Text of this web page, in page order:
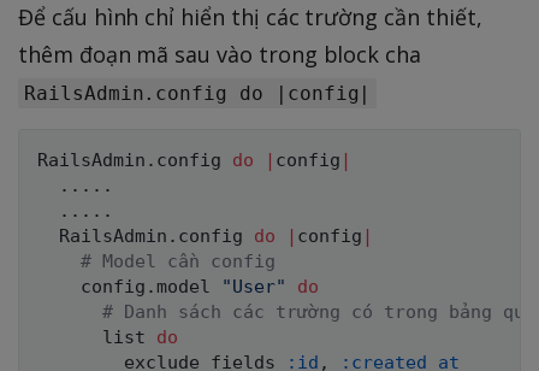
Để cấu hình chỉ hiển thị các trường cần thiết,
thêm đoạn mã sau vào trong block cha
RailsAdmin.config do |config|
RailsAdmin . config do | config |
. . . . .
. . . . .
RailsAdmin . config do | config |
# Model cần config
    config
. model "User"
do
# Danh sách các trường có trong bảng
      list
do
        exclude_fields
:id , :created_at